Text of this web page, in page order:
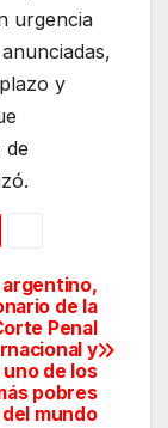
urgencia
y
de
argentino,
de la
Penal
y
de los
pobres
del mundo